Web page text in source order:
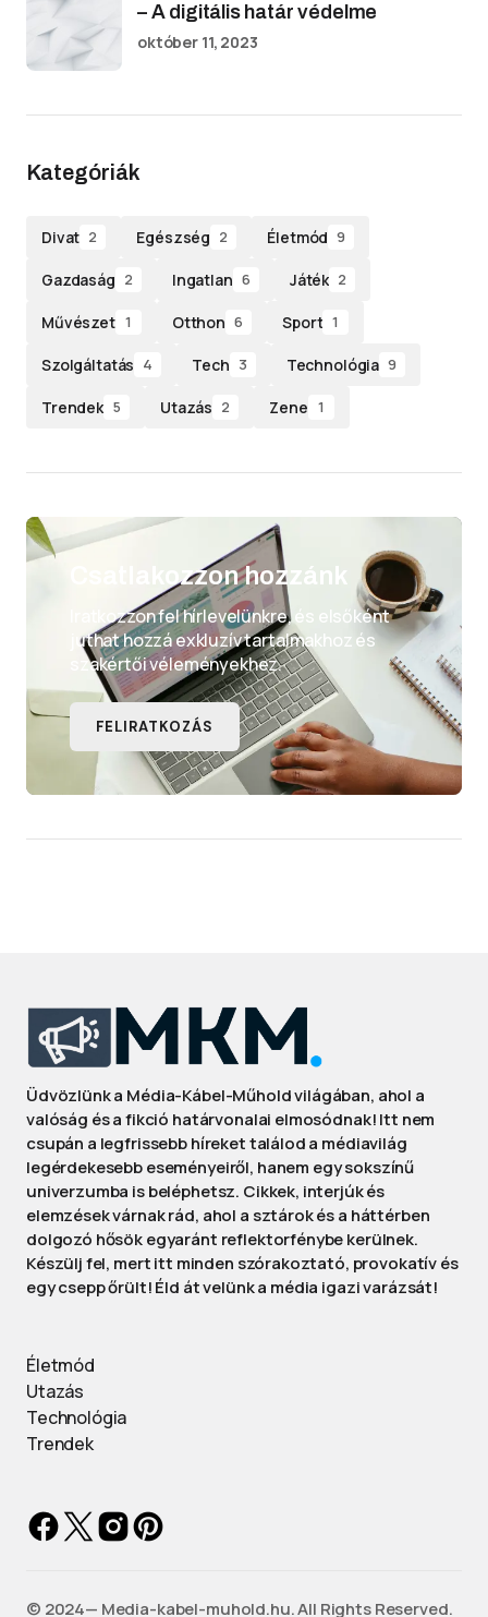
– A digitális határ védelme
október 11, 2023
Kategóriák
Divat 2 Egészség 2 Életmód 9
Gazdaság 2 Ingatlan 6 Játék 2
Művészet 1 Otthon 6 Sport 1
Szolgáltatás 4 Tech 3 Technológia 9
Trendek 5 Utazás 2 Zene 1
Csatlakozzon hozzánk
Iratkozzon fel hírlevelünkre, és elsőként
juthat hozzá exkluzív tartalmakhoz és
szakértői véleményekhez.
FELIRATKOZÁS
Üdvözlünk a Média-Kábel-Műhold világában, ahol a
valóság és a fikció határvonalai elmosódnak! Itt nem
csupán a legfrissebb híreket találod a médiavilág
legérdekesebb eseményeiről, hanem egy sokszínű
univerzumba is beléphetsz. Cikkek, interjúk és
elemzések várnak rád, ahol a sztárok és a háttérben
dolgozó hősök egyaránt reflektorfénybe kerülnek.
Készülj fel, mert itt minden szórakoztató, provokatív és
egy csepp őrült! Éld át velünk a média igazi varázsát!
Életmód
Utazás
Technológia
Trendek
©️ 2024— Media-kabel-muhold.hu. All Rights Reserved.